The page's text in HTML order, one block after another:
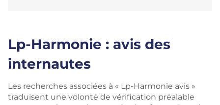
Lp-Harmonie : avis des
internautes
Les recherches associées à « Lp-Harmonie avis »
traduisent une volonté de vérification préalable